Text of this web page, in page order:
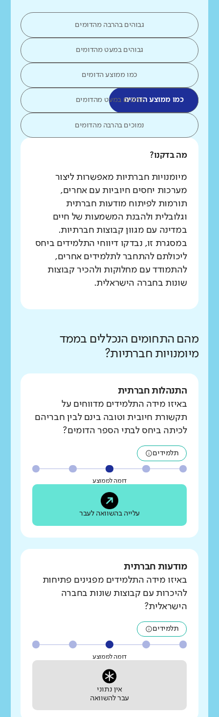
גבוהים בהרבה מהדומים
גבוהים במעט מהדומים
כמו ממוצע הדומים
כמו ממוצע הדומיםנמוכים במעט מהדומים
נמוכים בהרבה מהדומים
מה בדקנו?
מיומנויות חברתיות מאפשרות ליצור
מערכות יחסים חיוביות עם אחרים,
תורמות לפיתוח מודעות חברתית
וגלובלית ולהבנת המשמעות של חיים
במדינה עם מגוון קבוצות חברתיות.
במסגרת זו, נבדקו דיווחי התלמידים ביחס
ליכולתם להתחבר לתלמידים אחרים,
להתמודד עם מחלוקות ולהכיר קבוצות
שונות בחברה הישראלית.
מהם התחומים הנכללים בממד
מיומנויות חברתיות?
התנהלות חברתית
באיזו מידה התלמידים מדווחים על
תקשורת חיובית וטובה בינם לבין חבריהם
לכיתה ביחס לבתי הספר הדומים?
תלמידים
דומה לממוצע
עלייה בהשוואה לעבר
מודעות חברתית
באיזו מידה התלמידים מפגינים פתיחות
להיכרות עם קבוצות שונות בחברה
הישראלית?
תלמידים
דומה לממוצע
אין נתוני
עבר להשוואה